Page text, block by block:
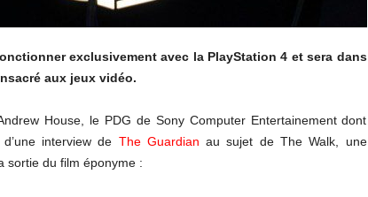
exclusivement avec la PlayStation 4 et sera dans
aux jeux vidéo.
House, le PDG de Sony Computer Entertainement dont
interview de The Guardian au sujet de The Walk, une
sortie du film éponyme :